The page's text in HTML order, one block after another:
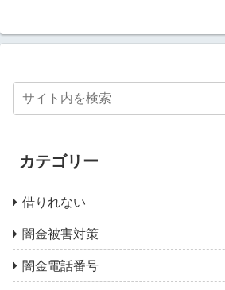
カテゴリー
借りれない
闇金被害対策
闇金電話番号